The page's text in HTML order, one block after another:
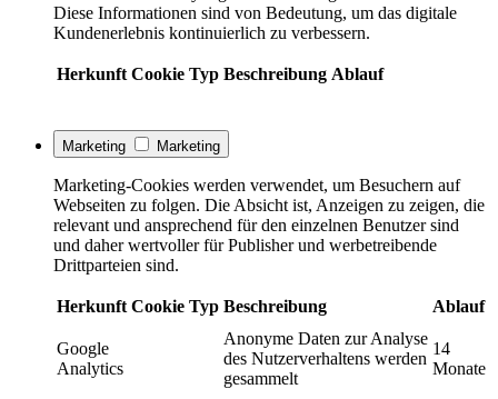
Diese Informationen sind von Bedeutung, um das digitale
Kundenerlebnis kontinuierlich zu verbessern.
Herkunft Cookie Typ Beschreibung Ablauf
Marketing Marketing
Marketing-Cookies werden verwendet, um Besuchern auf
Webseiten zu folgen. Die Absicht ist, Anzeigen zu zeigen, die
relevant und ansprechend für den einzelnen Benutzer sind
und daher wertvoller für Publisher und werbetreibende
Drittparteien sind.
Herkunft Cookie Typ Beschreibung Ablauf
Google
Analytics
Anonyme Daten zur Analyse
des Nutzerverhaltens werden
gesammelt
14
Monate